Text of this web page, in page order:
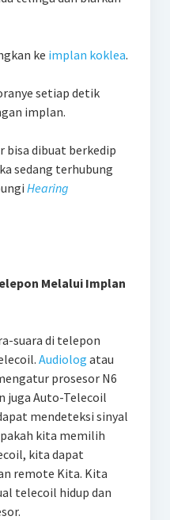
ke implan koklea.
setiap detik
implan.
bisa dibuat berkedip
sedang terhubung
Hearing
Melalui Implan
suara di telepon
Audiolog atau
prosesor N6
juga Auto-Telecoil
mendeteksi sinyal
kita memilih
kita dapat
remote Kita. Kita
telecoil hidup dan